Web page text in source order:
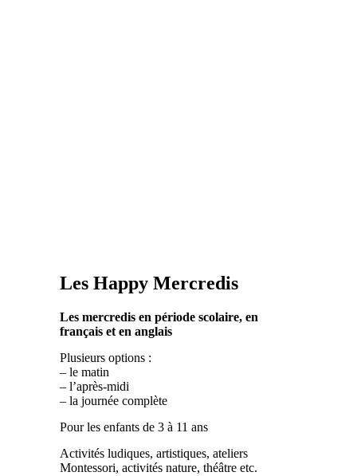
Les Happy Mercredis
Les mercredis en période scolaire, en
français et en anglais
Plusieurs options :
– le matin
– l’après-midi
– la journée complète
Pour les enfants de 3 à 11 ans
Activités ludiques, artistiques, ateliers
Montessori, activités nature, théâtre etc.